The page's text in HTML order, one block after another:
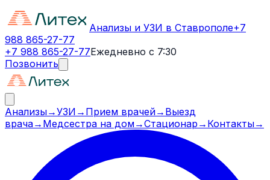
Анализы и УЗИ в Ставрополе+7
988 865-27-77
+7 988 865-27-77Ежедневно с 7:30
Позвонить
Анализы→УЗИ → Прием врачей→ Выезд
врача→ Медсестра на дом→Стационар → Контакты→